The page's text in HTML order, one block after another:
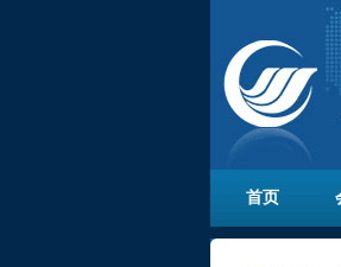
首页